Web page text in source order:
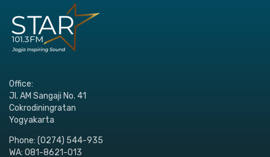
Office:
Jl. AM Sangaji No. 41
Cokrodiningratan
Yogyakarta
Phone: (0274) 544-935
WA: 081-8621-013